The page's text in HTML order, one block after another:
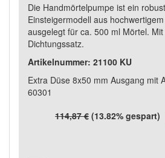
Die Handmörtelpumpe ist ein
Einsteigermodell aus
ausgelegt für ca. 500 ml Mörtel.
Dichtungssatz.
Artikelnummer: 21100 KU
Extra Düse 8x50 mm Ausgang mit
60301
114,87 € (13.82% gespart)